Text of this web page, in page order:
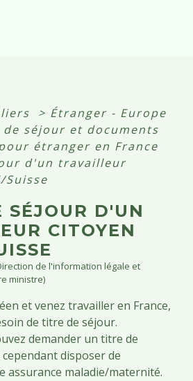
> Étranger - Europe
séjour et documents
étranger en France
d'un travailleur
Suisse
SÉJOUR D'UN
CITOYEN
de l'information légale et
ministre)
et venez travailler en France,
de titre de séjour.
demander un titre de
disposer de
assurance maladie/maternité.